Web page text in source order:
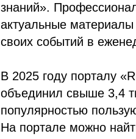
знаний».
актуальные
своих событий в
В 2025 году порталу
объединил свыше 3,4
популярностью
На портале можно